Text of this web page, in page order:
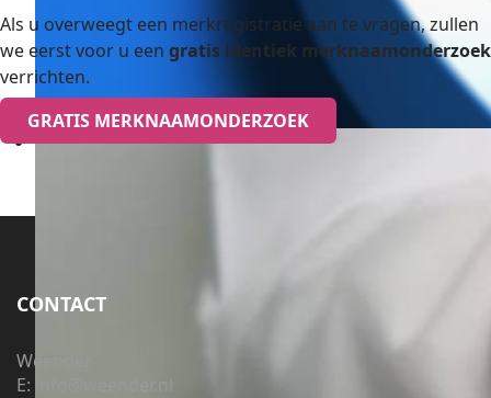
Als u overweegt een merkregistratie aan te vragen, zullen
we eerst voor u een gratis identiek merknaamonderzoek
verrichten.
GRATIS MERKNAAMONDERZOEK
CONTACT
Weender
E: info@weender.nl